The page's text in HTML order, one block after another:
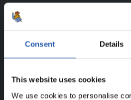
Consent Details
This website uses cookies
We use cookies to personalise
¡SOLO PARA
Este contenido es solo para los
nuestra